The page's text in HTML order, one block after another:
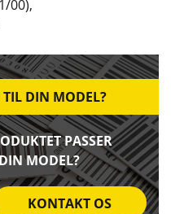
00),
TIL DIN MODEL?
PASSER
MODEL?
KONTAKT OS